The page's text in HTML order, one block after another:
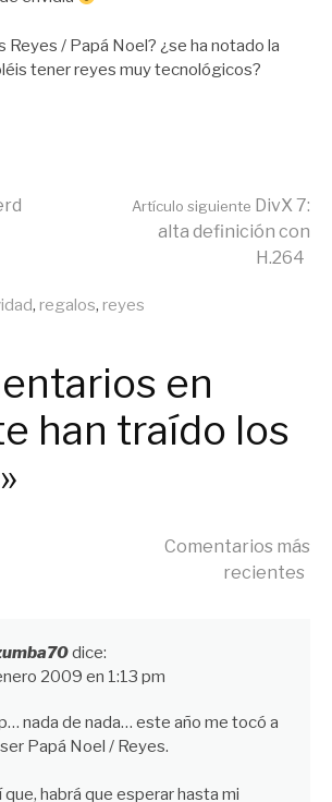
Reyes / Papá Noel? ¿se ha notado la
tener reyes muy tecnológicos?
Artículo siguiente DivX 7:
alta definición con
H.264
, regalos, reyes
en
han traído los
Comentarios más
recientes
dice:
2009 en 1:13 pm
nada de nada… este año me tocó a
Papá Noel / Reyes.
que, habrá que esperar hasta mi